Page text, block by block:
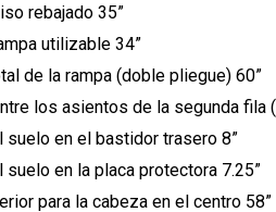
rebajado 35”
utilizable 34”
de la rampa (doble pliegue) 60”
los asientos de la segunda fila
suelo en el bastidor trasero 8”
suelo en la placa protectora 7.25”
para la cabeza en el centro 58”